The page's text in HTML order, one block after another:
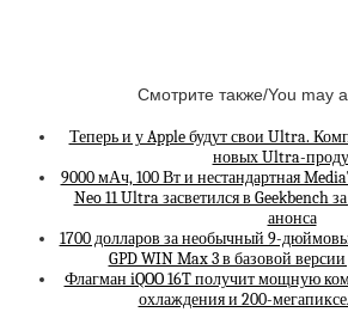
Смотрите также/You may
Теперь и у Apple будут свои Ultra.
новых Ultra-
9000 мАч, 100 Вт и нестандартная
Neo 11 Ultra засветился в Geekbench
анонса
1700 долларов за необычный 9-
GPD WIN Max 3 в базовой
Флагман iQOO 16T получит мощную
охлаждения и 200-